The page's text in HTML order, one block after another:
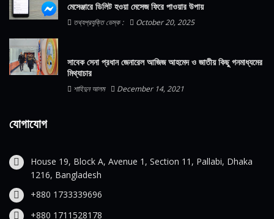
মেসেঞ্জারে ডিলিট হওয়া মেসেজ ফিরে পাওয়ার উপায়
তথ্যপ্রযুক্তি ডেস্ক : October 20, 2025
সাবেক সেনা প্রধান জেনারেল আজিজ আহমেদ ও জাতীয় কিছু গনমাধ্যমের
মিথ্যাচার
শাহিদুন আলম December 14, 2021
যোগাযোগ
House 19, Block A, Avenue 1, Section 11, Pallabi, Dhaka
1216, Bangladesh
+880 1733339696
+880 1711528178